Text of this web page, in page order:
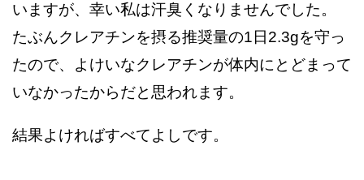
いますが、幸い私は汗臭くなりませんでした。
たぶんクレアチンを摂る推奨量の1日2.3gを守っ
たので、よけいなクレアチンが体内にとどまって
いなかったからだと思われます。
結果よければすべてよしです。